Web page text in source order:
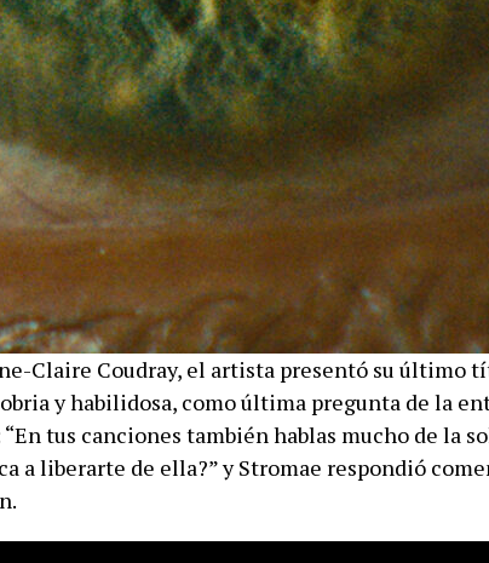
Claire Coudray, el artista presentó su último
y habilidosa, como última pregunta de la
tus canciones también hablas mucho de la
a liberarte de ella?” y Stromae respondió